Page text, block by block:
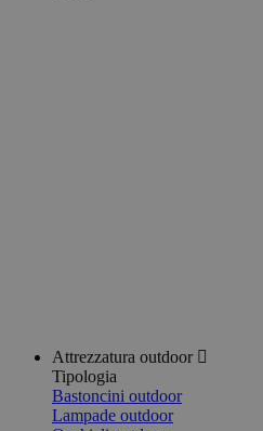
Attrezzatura outdoor
Tipologia
Bastoncini outdoor
Lampade outdoor